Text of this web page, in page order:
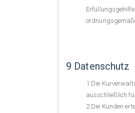
9 Datenschutz
Die
ausschließlich
Die Kunden